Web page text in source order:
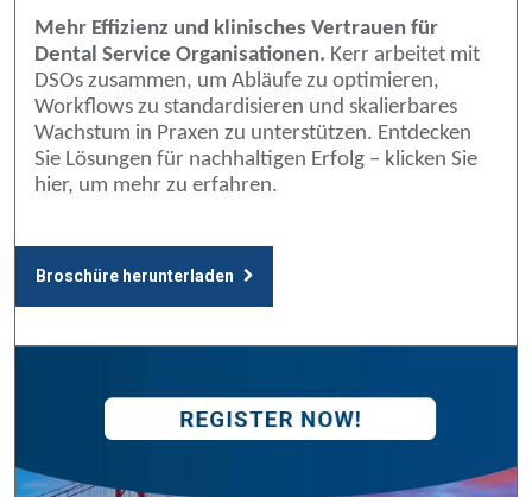
Mehr Effizienz und klinisches Vertrauen für
Dental Service Organisationen. Kerr arbeitet mit
DSOs zusammen, um Abläufe zu optimieren,
Workflows zu standardisieren und skalierbares
Wachstum in Praxen zu unterstützen. Entdecken
Sie Lösungen für nachhaltigen Erfolg – klicken Sie
hier, um mehr zu erfahren.
Broschüre herunterladen